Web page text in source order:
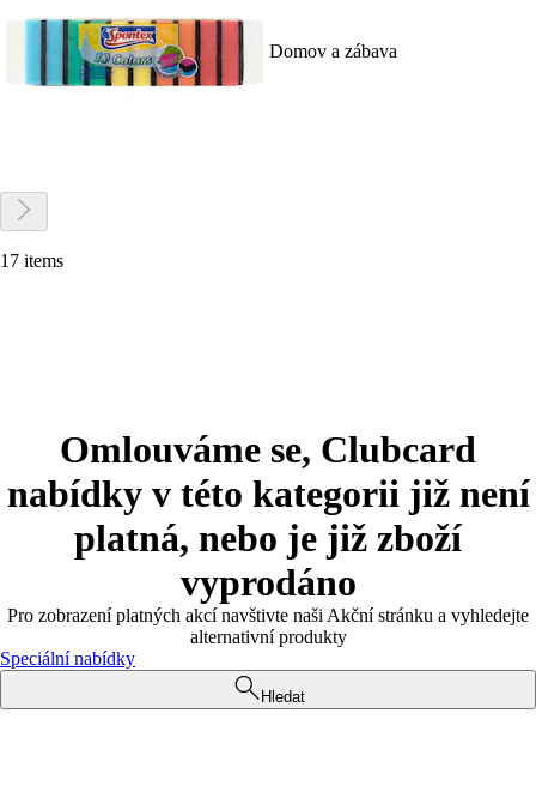
Domov a zábava
17 items
Omlouváme se, Clubcard
nabídky v této kategorii již není
platná, nebo je již zboží
vyprodáno
Pro zobrazení platných akcí navštivte naši Akční stránku a vyhledejte
alternativní produkty
Speciální nabídky
Hledat